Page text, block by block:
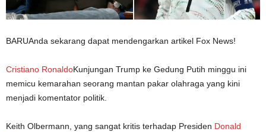
BARUAnda sekarang dapat mendengarkan artikel Fox News!
Cristiano RonaldoKunjungan Trump ke Gedung Putih minggu ini
memicu kemarahan seorang mantan pakar olahraga yang kini
menjadi komentator politik.
Keith Olbermann, yang sangat kritis terhadap Presiden Donald